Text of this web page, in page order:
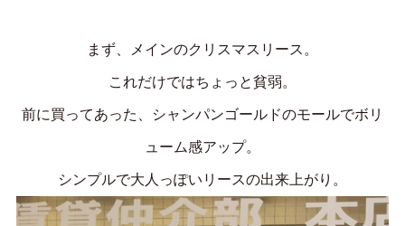
まず、メインのクリスマスリース。
これだけではちょっと貧弱。
前に買ってあった、シャンパンゴールドのモールでボリ
ューム感アップ。
シンプルで大人っぽいリースの出来上がり。